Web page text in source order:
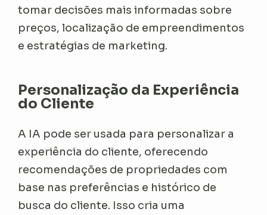
tomar decisões mais informadas sobre
preços, localização de empreendimentos
e estratégias de marketing.
Personalização da Experiência
do Cliente
A IA pode ser usada para personalizar a
experiência do cliente, oferecendo
recomendações de propriedades com
base nas preferências e histórico de
busca do cliente. Isso cria uma